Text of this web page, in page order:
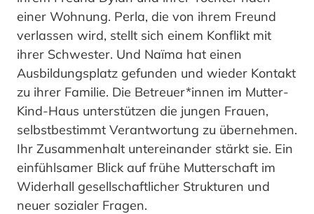
einer Wohnung. Perla, die von ihrem Freund
verlassen wird, stellt sich einem Konflikt mit
ihrer Schwester. Und Naïma hat einen
Ausbildungsplatz gefunden und wieder Kontakt
zu ihrer Familie. Die Betreuer*innen im Mutter-
Kind-Haus unterstützen die jungen Frauen,
selbstbestimmt Verantwortung zu übernehmen.
Ihr Zusammenhalt untereinander stärkt sie. Ein
einfühlsamer Blick auf frühe Mutterschaft im
Widerhall gesellschaftlicher Strukturen und
neuer sozialer Fragen.